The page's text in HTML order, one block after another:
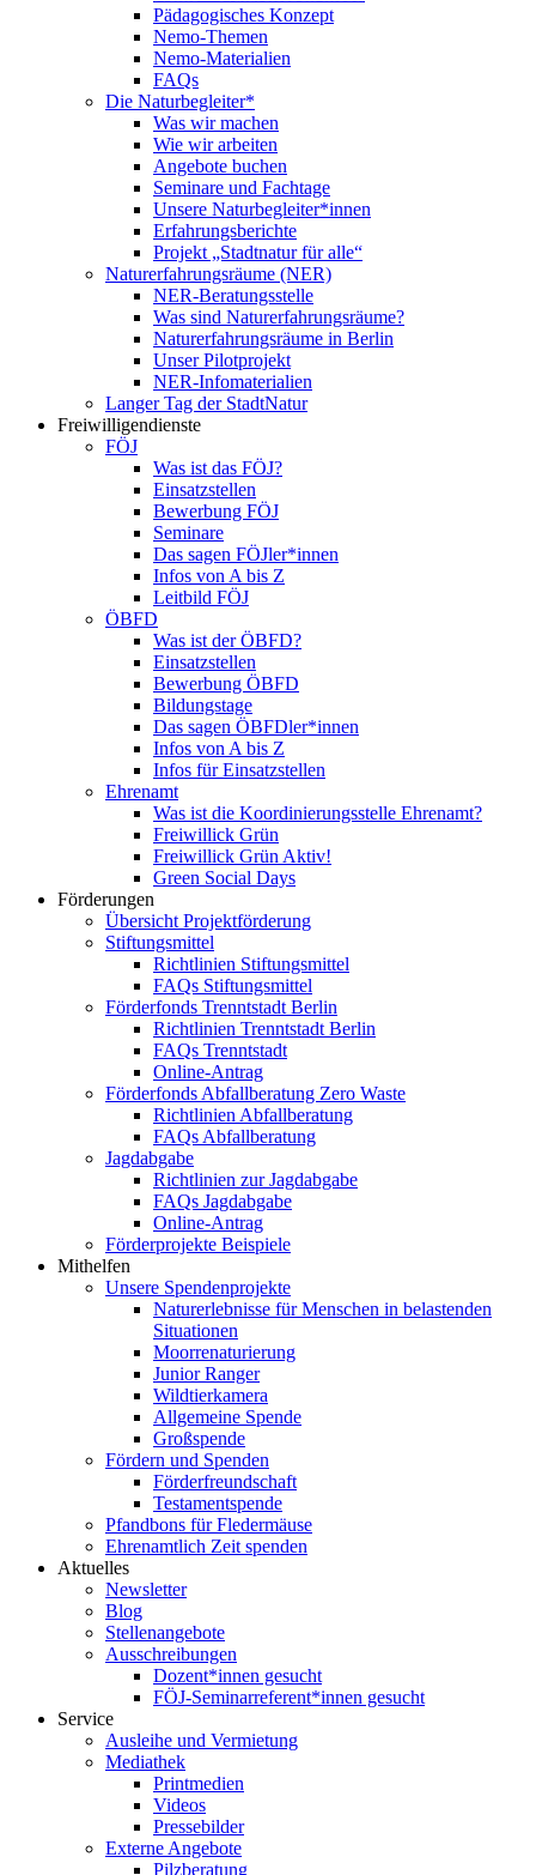
Pädagogisches Konzept
Nemo-Themen
Nemo-Materialien
FAQs
Die Naturbegleiter*
Was wir machen
Wie wir arbeiten
Angebote buchen
Seminare und Fachtage
Unsere Naturbegleiter*innen
Erfahrungsberichte
Projekt „Stadtnatur für alle“
Naturerfahrungsräume (NER)
NER-Beratungsstelle
Was sind Naturerfahrungsräume?
Naturerfahrungsräume in Berlin
Unser Pilotprojekt
NER-Infomaterialien
Langer Tag der StadtNatur
Freiwilligendienste
FÖJ
Was ist das FÖJ?
Einsatzstellen
Bewerbung FÖJ
Seminare
Das sagen FÖJler*innen
Infos von A bis Z
Leitbild FÖJ
ÖBFD
Was ist der ÖBFD?
Einsatzstellen
Bewerbung ÖBFD
Bildungstage
Das sagen ÖBFDler*innen
Infos von A bis Z
Infos für Einsatzstellen
Ehrenamt
Was ist die Koordinierungsstelle Ehrenamt?
Freiwillick Grün
Freiwillick Grün Aktiv!
Green Social Days
Förderungen
Übersicht Projektförderung
Stiftungsmittel
Richtlinien Stiftungsmittel
FAQs Stiftungsmittel
Förderfonds Trenntstadt Berlin
Richtlinien Trenntstadt Berlin
FAQs Trenntstadt
Online-Antrag
Förderfonds Abfallberatung Zero Waste
Richtlinien Abfallberatung
FAQs Abfallberatung
Jagdabgabe
Richtlinien zur Jagdabgabe
FAQs Jagdabgabe
Online-Antrag
Förderprojekte Beispiele
Mithelfen
Unsere Spendenprojekte
Naturerlebnisse für Menschen in belastenden
Situationen
Moorrenaturierung
Junior Ranger
Wildtierkamera
Allgemeine Spende
Großspende
Fördern und Spenden
Förderfreundschaft
Testamentspende
Pfandbons für Fledermäuse
Ehrenamtlich Zeit spenden
Aktuelles
Newsletter
Blog
Stellenangebote
Ausschreibungen
Dozent*innen gesucht
FÖJ-Seminarreferent*innen gesucht
Service
Ausleihe und Vermietung
Mediathek
Printmedien
Videos
Pressebilder
Externe Angebote
Pilzberatung